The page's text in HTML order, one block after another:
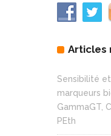
Articles
Sensibilité
marqueurs
GammaGT,
PEth